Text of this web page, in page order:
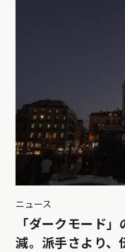
ニュース
「ダークモード
減。派手さより、